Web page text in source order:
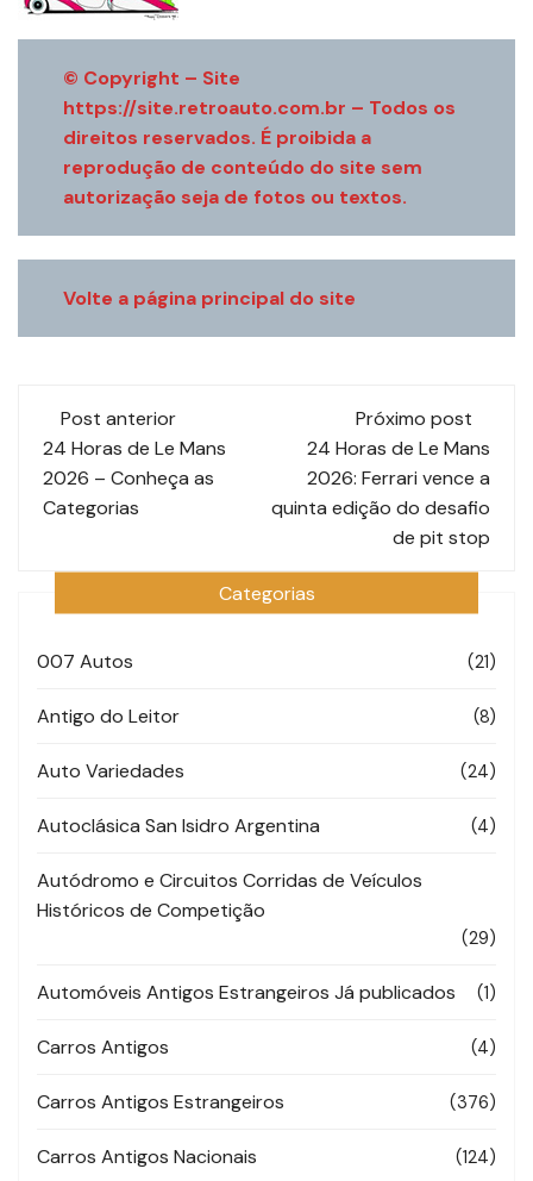
© Copyright – Site
https://site.retroauto.com.br – Todos os
direitos reservados. É proibida a
reprodução de conteúdo do site sem
autorização seja de fotos ou textos.
Volte a página principal do site
Navegação
de
post
Post anterior
24 Horas de Le Mans
2026 – Conheça as
Categorias
Próximo post
24 Horas de Le Mans
2026: Ferrari vence a
quinta edição do desafio
de pit stop
Categorias
007 Autos (21)
Antigo do Leitor (8)
Auto Variedades (24)
Autoclásica San Isidro Argentina (4)
Autódromo e Circuitos Corridas de Veículos
Históricos de Competição
(29)
Automóveis Antigos Estrangeiros Já publicados (1)
Carros Antigos (4)
Carros Antigos Estrangeiros (376)
Carros Antigos Nacionais (124)